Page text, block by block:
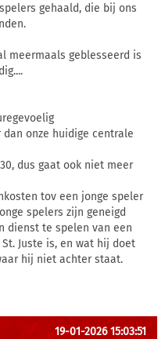
gehaald, die bij ons
meermaals geblesseerd is
onze huidige centrale
dus gaat ook niet meer
tov een jonge speler
spelers zijn geneigd
dienst te spelen van een
Juste is, en wat hij doet
hij niet achter staat.
19-01-2026 15:03:51